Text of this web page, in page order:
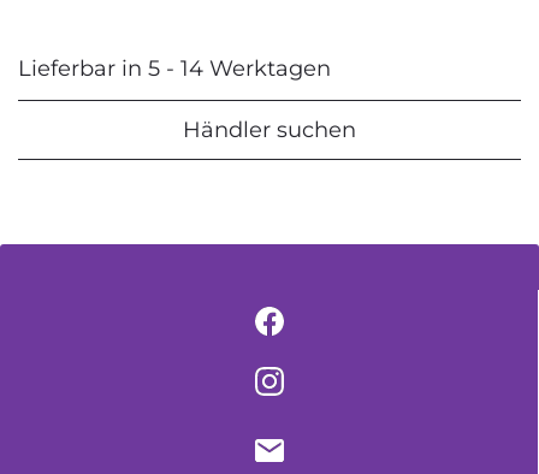
Lieferbar in 5 - 14 Werktagen
Händler suchen